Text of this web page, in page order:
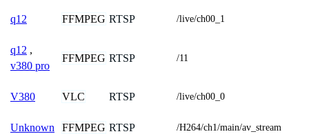
q12 FFMPEG RTSP /live/ch00_1
q12 ,
v380 pro
FFMPEG RTSP /11
V380 VLC RTSP /live/ch00_0
Unknown FFMPEG RTSP /H264/ch1/main/av_stream